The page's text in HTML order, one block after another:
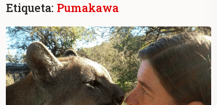
Etiqueta: Pumakawa